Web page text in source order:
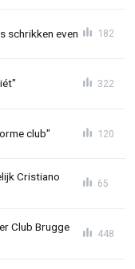
schrikken even 182
322
club" 120
Cristiano
65
Club Brugge
448